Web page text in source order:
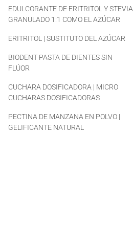
EDULCORANTE DE ERITRITOL Y STEVIA
GRANULADO 1:1 COMO EL AZÚCAR
ERITRITOL | SUSTITUTO DEL AZÚCAR
BIODENT PASTA DE DIENTES SIN
FLÚOR
CUCHARA DOSIFICADORA | MICRO
CUCHARAS DOSIFICADORAS
PECTINA DE MANZANA EN POLVO |
GELIFICANTE NATURAL